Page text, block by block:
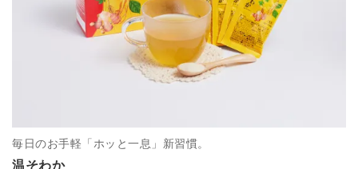
温そわか
毎日のお手軽「ホッと一息」新習慣。